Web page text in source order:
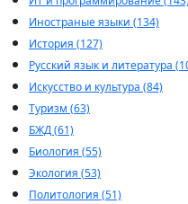
Иностраные языки (134)
История (127)
Русский язык и литература
Искусство и культура (84)
Туризм (63)
БЖД (61)
Биология (55)
Экология (53)
Политология (51)